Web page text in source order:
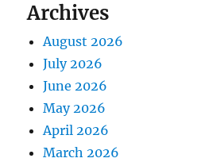
Archives
August 2026
July 2026
June 2026
May 2026
April 2026
March 2026